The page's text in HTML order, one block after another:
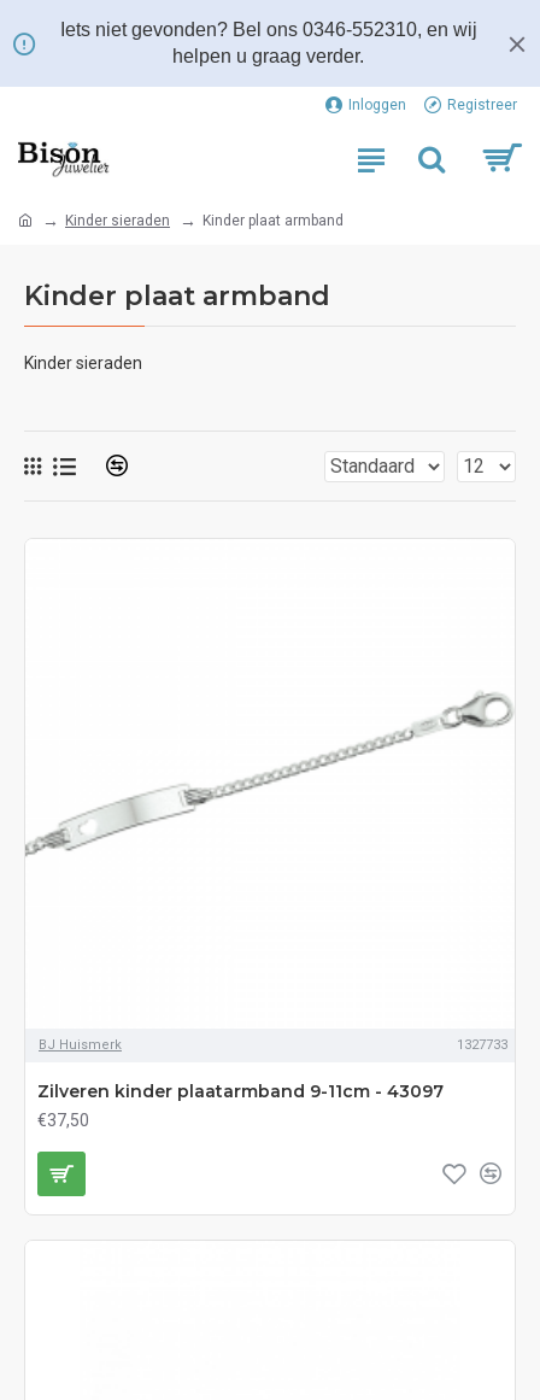
Iets niet gevonden? Bel ons 0346-552310, en wij
helpen u graag verder.
Inloggen Registreer
Kinder sieraden Kinder plaat armband
Kinder plaat armband
Kinder sieraden
BJ Huismerk 1327733
Zilveren kinder plaatarmband 9-11cm - 43097
€37,50